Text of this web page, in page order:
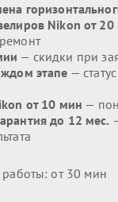
Nikon от
— скидки при
этапе —
от 10 мин —
до 12 мес.
от 30 мин